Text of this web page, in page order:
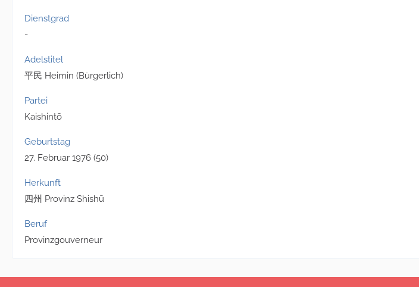
Dienstgrad
-
Adelstitel
平民 Heimin (Bürgerlich)
Partei
Kaishintō
Geburtstag
27. Februar 1976 (50)
Herkunft
四州 Provinz Shishū
Beruf
Provinzgouverneur